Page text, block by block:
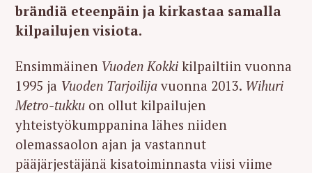
brändiä eteenpäin ja kirkastaa samalla
kilpailujen visiota.
Ensimmäinen Vuoden Kokki kilpailtiin vuonna
1995 ja Vuoden Tarjoilija vuonna 2013. Wihuri
Metro-tukku on ollut kilpailujen
yhteistyökumppanina lähes niiden
olemassaolon ajan ja vastannut
pääjärjestäjänä kisatoiminnasta viisi viime